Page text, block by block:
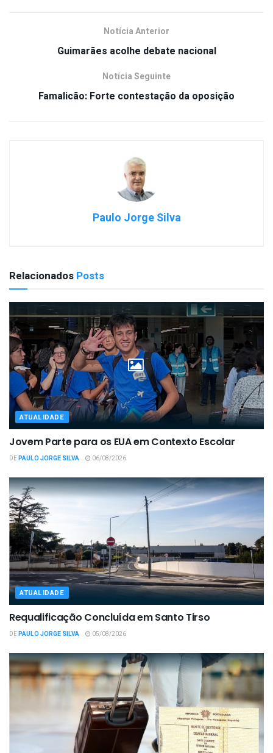
Notícia Anterior
Guimarães acolhe debate nacional
Notícia Seguinte
Famalicão: Forte contestação da oposição
Paulo Jorge Silva
Relacionados Posts
ATUALIDADE
Jovem Parte para os EUA em Contexto Escolar
DEPAULO JORGE SILVA 06/08/2026
ATUALIDADE
Requalificação Concluída em Santo Tirso
DEPAULO JORGE SILVA 05/08/2026